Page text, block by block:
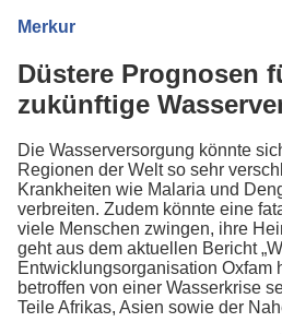
Merkur
Düstere Prognosen
zukünftige
Die Wasserversorgung könnte
Regionen der Welt so sehr
Krankheiten wie Malaria und
verbreiten. Zudem könnte eine
viele Menschen zwingen, ihre
geht aus dem aktuellen Bericht
Entwicklungsorganisation Oxfam
betroffen von einer Wasserkrise
Teile Afrikas, Asien sowie der